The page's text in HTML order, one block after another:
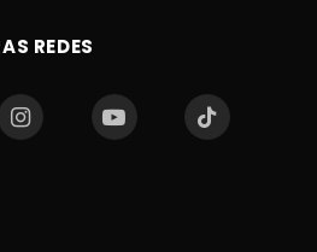
REDES
InstagramYouTube TikTok